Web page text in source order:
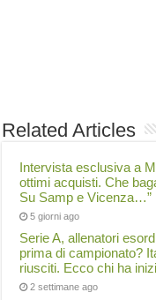
Related Articles
Intervista esclusiva a
ottimi acquisti. Che
Su Samp e Vicenza…”
5 giorni ago
Serie A, allenatori
prima di campionato?
riusciti. Ecco chi ha
2 settimane ago